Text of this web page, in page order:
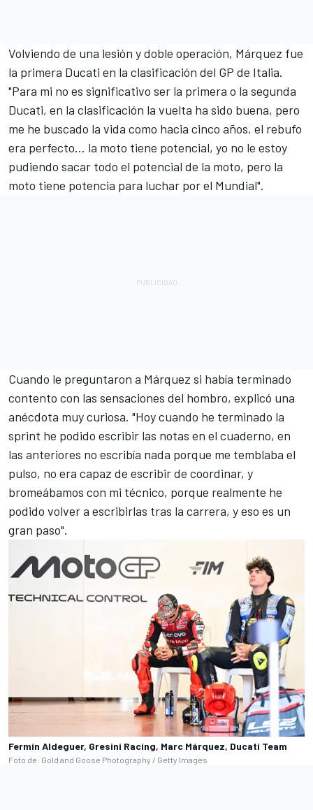
Volviendo de una lesión y doble operación, Márquez fue
la primera Ducati en la clasificación del GP de Italia.
"Para mi no es significativo ser la primera o la segunda
Ducati, en la clasificación la vuelta ha sido buena, pero
me he buscado la vida como hacia cinco años, el rebufo
era perfecto… la moto tiene potencial, yo no le estoy
pudiendo sacar todo el potencial de la moto, pero la
moto tiene potencia para luchar por el Mundial".
Cuando le preguntaron a Márquez si había terminado
contento con las sensaciones del hombro, explicó una
anécdota muy curiosa. "Hoy cuando he terminado la
sprint he podido escribir las notas en el cuaderno, en
las anteriores no escribía nada porque me temblaba el
pulso, no era capaz de escribir de coordinar, y
bromeábamos con mi técnico, porque realmente he
podido volver a escribirlas tras la carrera, y eso es un
gran paso".
Fermín Aldeguer, Gresini Racing, Marc Márquez, Ducati Team
Foto de: Gold and Goose Photography / Getty Images